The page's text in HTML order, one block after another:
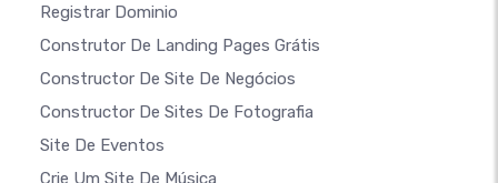
Registrar Dominio
Construtor De Landing Pages Grátis
Constructor De Site De Negócios
Constructor De Sites De Fotografia
Site De Eventos
Crie Um Site De Música